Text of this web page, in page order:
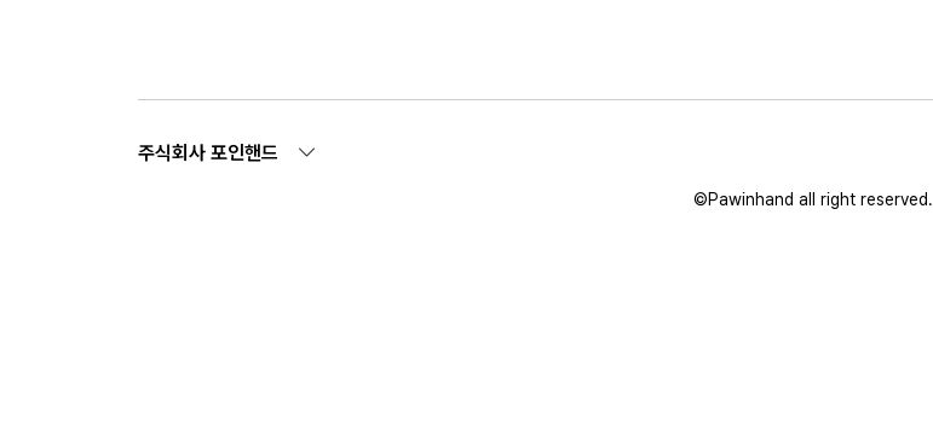
주식회사 포인핸드
©Pawinhand all right reserved.